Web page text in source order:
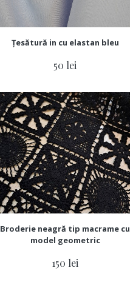
Țesătură in cu elastan bleu
50 lei
Broderie neagră tip macrame cu
model geometric
150 lei